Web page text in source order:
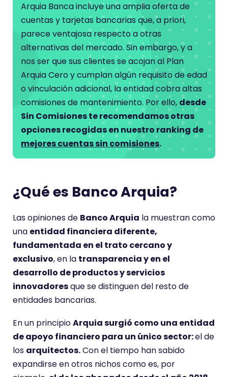
Arquia Banca incluye una amplia oferta de
cuentas y tarjetas bancarias que, a priori,
parece ventajosa respecto a otras
alternativas del mercado. Sin embargo, y a
nos ser que sus clientes se acojan al Plan
Arquia Cero y cumplan algún requisito de edad
o vinculación adicional, la entidad cobra altas
comisiones de mantenimiento. Por ello, desde
Sin Comisiones te recomendamos otras
opciones recogidas en nuestro ranking de
mejores cuentas sin comisiones.
¿Qué es Banco Arquia?
Las opiniones de Banco Arquia la muestran como
una entidad financiera diferente,
fundamentada en el trato cercano y
exclusivo, en la transparencia y en el
desarrollo de productos y servicios
innovadoresque se distinguen del resto de
entidades bancarias.
En un principioArquia surgió como una entidad
de apoyo financiero para un único sector:el de
los arquitectos.Con el tiempo han sabido
expandirse en otros nichos como es, por